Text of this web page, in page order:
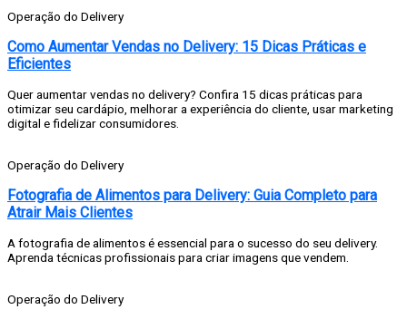
Operação do Delivery
Como Aumentar Vendas no Delivery: 15 Dicas Práticas e
Eficientes
Quer aumentar vendas no delivery? Confira 15 dicas práticas para
otimizar seu cardápio, melhorar a experiência do cliente, usar marketing
digital e fidelizar consumidores.
Operação do Delivery
Fotografia de Alimentos para Delivery: Guia Completo para
Atrair Mais Clientes
A fotografia de alimentos é essencial para o sucesso do seu delivery.
Aprenda técnicas profissionais para criar imagens que vendem.
Operação do Delivery